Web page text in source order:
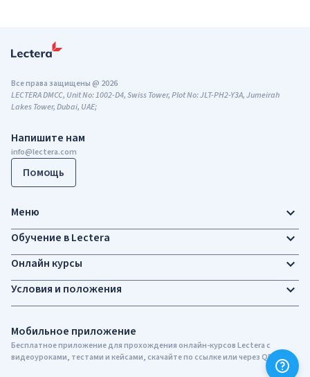
Напишите нам
info@lectera.com
Помощь
Мобильное приложение
Бесплатное приложение для прохождения онлайн-курсов Lectera c
видеоуроками, тестами и кейсами, скачайте по ссылке или через QR-код
Все права защищены @ 2026
LECTERA DMCC, Unit No: 1002-D4, Swiss Tower, Plot No: JLT-PH2-Y3A, Jumeirah
Lakes Tower, Dubai, UAE;
Меню
Обучение в Lectera
Онлайн курсы
Условия и положения